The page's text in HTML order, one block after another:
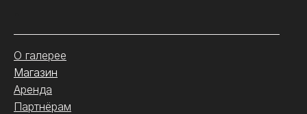
О галерее
Магазин
Аренда
Партнёрам